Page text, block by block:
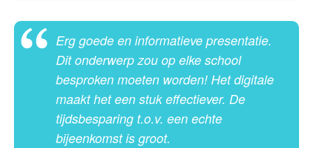
Erg goede en informatieve presentatie.
Dit onderwerp zou op elke school
besproken moeten worden! Het digitale
maakt het een stuk effectiever. De
tijdsbesparing t.o.v. een echte
bijeenkomst is groot.